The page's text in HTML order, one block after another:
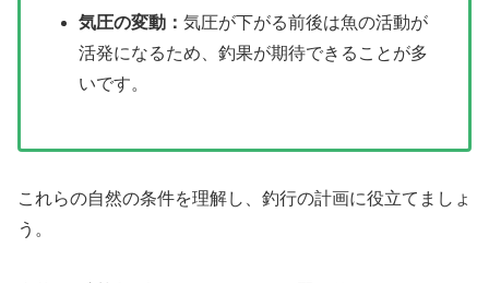
気圧の変動：気圧が下がる前後は魚の活動が
活発になるため、釣果が期待できることが多
いです。
これらの自然の条件を理解し、釣行の計画に役立てましょ
う。